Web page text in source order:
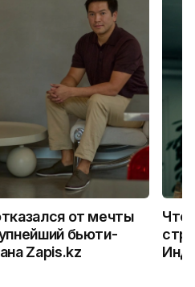
от мечты
бьюти-
Zapis.kz
Что